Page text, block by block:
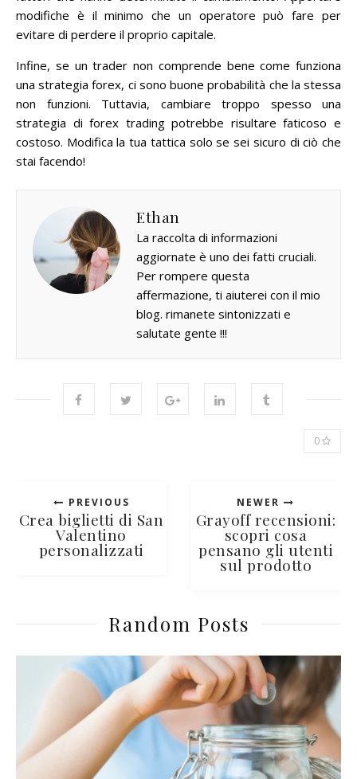
modifiche è il minimo che un operatore può fare per
evitare di perdere il proprio capitale.
Infine, se un trader non comprende bene come funziona
una strategia forex, ci sono buone probabilità che la stessa
non funzioni. Tuttavia, cambiare troppo spesso una
strategia di forex trading potrebbe risultare faticoso e
costoso. Modifica la tua tattica solo se sei sicuro di ciò che
stai facendo!
Ethan
La raccolta di informazioni
aggiornate è uno dei fatti cruciali.
Per rompere questa
affermazione, ti aiuterei con il mio
blog. rimanete sintonizzati e
salutate gente !!!
0
PREVIOUS
Crea biglietti di San
Valentino
personalizzati
NEWER
Grayoff recensioni:
scopri cosa
pensano gli utenti
sul prodotto
Random Posts